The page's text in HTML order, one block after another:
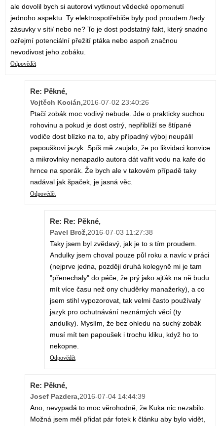
ale dovolil bych si autorovi vytknout vědecké opomenutí
jednoho aspektu. Ty elektrospotřebiče byly pod proudem /tedy
zásuvky v síti/ nebo ne? To je dost podstatný fakt, který snadno
ozřejmí potenciální přežití ptáka nebo aspoň značnou
nevodivost jeho zobáku.
Odpovědět
Re: Pěkné,
Vojtěch Kocián,2016-07-02 23:40:26
Ptačí zobák moc vodivý nebude. Jde o prakticky suchou
rohovinu a pokud je dost ostrý, nepřiblíží se štípané
vodiče dost blízko na to, aby případný výboj neupálil
papouškovi jazyk. Spíš mě zaujalo, že po likvidaci konvice
a mikrovlnky nenapadlo autora dát vařit vodu na kafe do
hrnce na sporák. Že bych ale v takovém případě taky
nadával jak špaček, je jasná věc.
Odpovědět
Re: Re: Pěkné,
Pavel Brož,2016-07-03 11:27:38
Taky jsem byl zvědavý, jak je to s tím proudem.
Andulky jsem choval pouze půl roku a navíc v práci
(nejprve jedna, později druhá kolegyně mi je tam
"přenechaly" do péče, že prý jako ajťák na ně budu
mít více času než ony chuděrky manažerky), a co
jsem stihl vypozorovat, tak velmi často používaly
jazyk pro ochutnávání neznámých věcí (ty
andulky). Myslím, že bez ohledu na suchý zobák
musí mít ten papoušek i trochu kliku, když ho to
nekopne.
Odpovědět
Re: Pěkné,
Josef Pazdera,2016-07-04 14:44:39
Ano, nevypadá to moc věrohodně, že Kuka nic nezabilo.
Možná jsem měl přidat pár fotek k článku aby bylo vidět,